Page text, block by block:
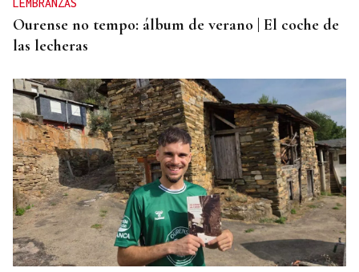
Ourense no tempo: álbum de verano | El coche de
las lecheras